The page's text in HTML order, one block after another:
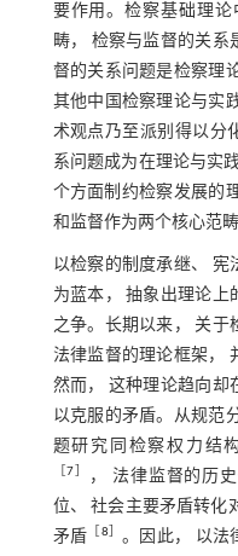
要作用。检察基础理
畴， 检察与监督的关系
督的关系问题是检察理
其他中国检察理论与实
术观点乃至派别得以分
系问题成为在理论与实
个方面制约检察发展的
和监督作为两个核心范
以检察的制度承继、 宪
为蓝本， 抽象出理论上
之争。长期以来， 关于
法律监督的理论框架，
然而， 这种理论趋向却
以克服的矛盾。从规范
题研究同检察权力结
［7
， 法律监督的历
位、 社会主要矛盾转化
矛盾
8
。因此， 以法